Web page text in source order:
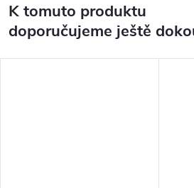
K tomuto produktu
doporučujeme ještě